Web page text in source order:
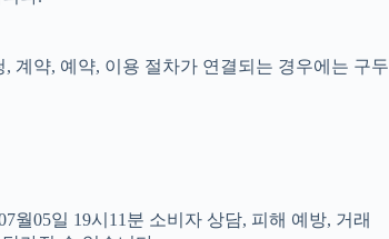
계약, 예약, 이용 절차가 연결되는 경우에는 구두
월05일 19시11분 소비자 상담, 피해 예방, 거래